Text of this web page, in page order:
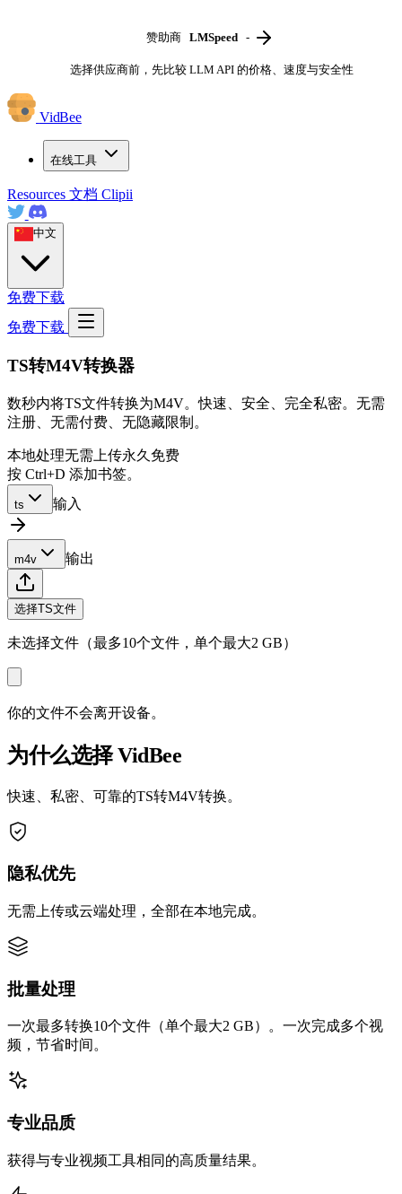
赞助商 LMSpeed -
选择供应商前，先比较 LLM API 的价格、速度与安全性
VidBee
在线工具
Resources 文档 Clipii
中文
免费下载
免费下载
TS转M4V转换器
数秒内将TS文件转换为M4V。快速、安全、完全私密。无需
注册、无需付费、无隐藏限制。
本地处理无需上传永久免费
按 Ctrl+D 添加书签。
ts 输入
m4v 输出
选择TS文件
未选择文件（最多10个文件，单个最大2 GB）
你的文件不会离开设备。
为什么选择 VidBee
快速、私密、可靠的TS转M4V转换。
隐私优先
无需上传或云端处理，全部在本地完成。
批量处理
一次最多转换10个文件（单个最大2 GB）。一次完成多个视
频，节省时间。
专业品质
获得与专业视频工具相同的高质量结果。